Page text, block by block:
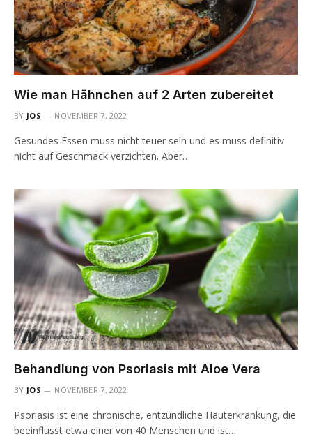
Wie man Hähnchen auf 2 Arten zubereitet
BY JOS NOVEMBER 7, 2022
Gesundes Essen muss nicht teuer sein und es muss definitiv
nicht auf Geschmack verzichten. Aber…
Behandlung von Psoriasis mit Aloe Vera
BY JOS NOVEMBER 7, 2022
Psoriasis ist eine chronische, entzündliche Hauterkrankung, die
beeinflusst etwa einer von 40 Menschen und ist…